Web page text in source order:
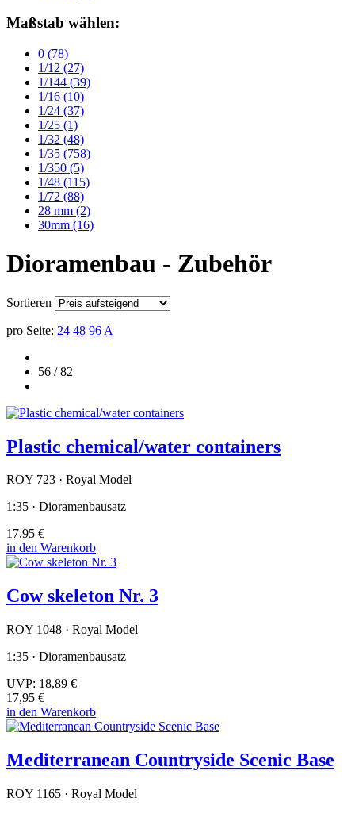
Maßstab wählen:
0 (78)
1/12 (27)
1/144 (39)
1/16 (10)
1/24 (37)
1/25 (1)
1/32 (48)
1/35 (758)
1/350 (5)
1/48 (115)
1/72 (88)
28 mm (2)
30mm (16)
Dioramenbau - Zubehör
Sortieren
pro Seite: 24 48 96 A
56 / 82
Plastic chemical/water containers
ROY 723 · Royal Model
1:35 · Dioramenbausatz
17,95 €
in den Warenkorb
Cow skeleton Nr. 3
ROY 1048 · Royal Model
1:35 · Dioramenbausatz
UVP: 18,89 €
17,95 €
in den Warenkorb
Mediterranean Countryside Scenic Base
ROY 1165 · Royal Model